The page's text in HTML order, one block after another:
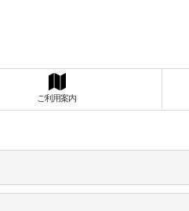
ご利用案内